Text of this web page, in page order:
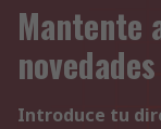
Mantente
Introduce tu